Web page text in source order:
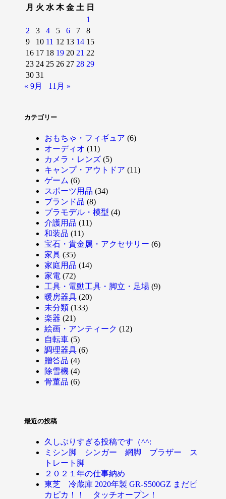
月 火 水 木 金 土 日
1
2
3 4 5 6 7
8
9
10 11 12 13 14 15
16 17 18 19 20 21 22
23 24 25 26 27 28 29
30 31
« 9月
11月 »
カテゴリー
おもちゃ・フィギュア (6)
オーディオ (11)
カメラ・レンズ (5)
キャンプ・アウトドア (11)
ゲーム (6)
スポーツ用品 (34)
ブランド品 (8)
プラモデル・模型 (4)
介護用品 (11)
和装品 (11)
宝石・貴金属・アクセサリー (6)
家具 (35)
家庭用品 (14)
家電 (72)
工具・電動工具・脚立・足場 (9)
暖房器具 (20)
未分類 (133)
楽器 (21)
絵画・アンティーク (12)
自転車 (5)
調理器具 (6)
贈答品 (4)
除雪機 (4)
骨董品 (6)
最近の投稿
久しぶりすぎる投稿です（^^:
ミシン脚 シンガー 網脚 ブラザー ス
トレート脚
２０２１年の仕事納め
東芝 冷蔵庫 2020年製 GR-S500GZ まだピ
カピカ！！ タッチオープン！